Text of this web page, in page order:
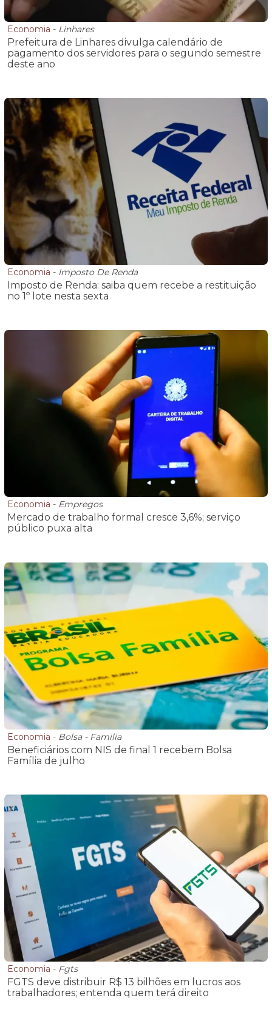
Economia - Linhares
Prefeitura de Linhares divulga calendário de
pagamento dos servidores para o segundo semestre
deste ano
Economia - Imposto De Renda
Imposto de Renda: saiba quem recebe a restituição
no 1º lote nesta sexta
Economia - Empregos
Mercado de trabalho formal cresce 3,6%; serviço
público puxa alta
Economia - Bolsa - Familia
Beneficiários com NIS de final 1 recebem Bolsa
Família de julho
Economia - Fgts
FGTS deve distribuir R$ 13 bilhões em lucros aos
trabalhadores; entenda quem terá direito